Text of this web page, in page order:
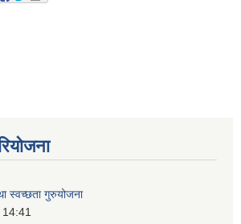
स्वच्छता गुरुयोजना